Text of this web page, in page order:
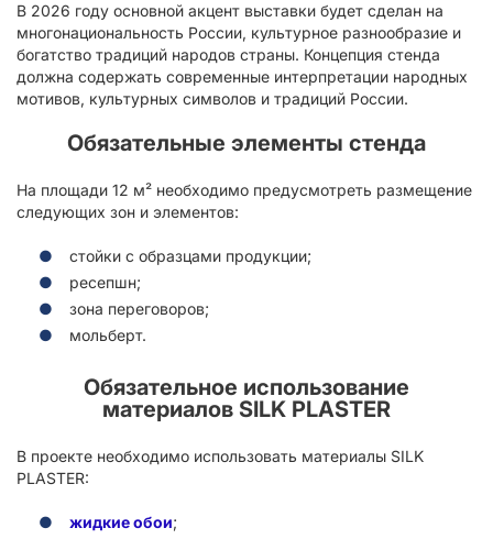
В 2026 году основной акцент выставки будет сделан на
многонациональность России, культурное разнообразие и
богатство традиций народов страны. Концепция стенда
должна содержать современные интерпретации народных
мотивов, культурных символов и традиций России.
Обязательные элементы стенда
На площади 12 м² необходимо предусмотреть размещение
следующих зон и элементов:
стойки с образцами продукции;
ресепшн;
зона переговоров;
мольберт.
Обязательное использование
материалов SILK PLASTER
В проекте необходимо использовать материалы SILK
PLASTER:
жидкие обои;